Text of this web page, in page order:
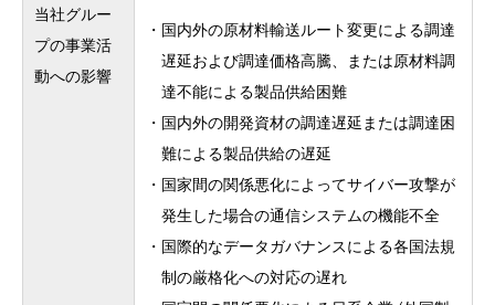
当社グルー
プの事業活
動への影響
・ 国内外の原材料輸送ルート変更による調達
遅延および調達価格高騰、または原材料調
達不能による製品供給困難
・ 国内外の開発資材の調達遅延または調達困
難による製品供給の遅延
・ 国家間の関係悪化によってサイバー攻撃が
発生した場合の通信システムの機能不全
・ 国際的なデータガバナンスによる各国法規
制の厳格化への対応の遅れ